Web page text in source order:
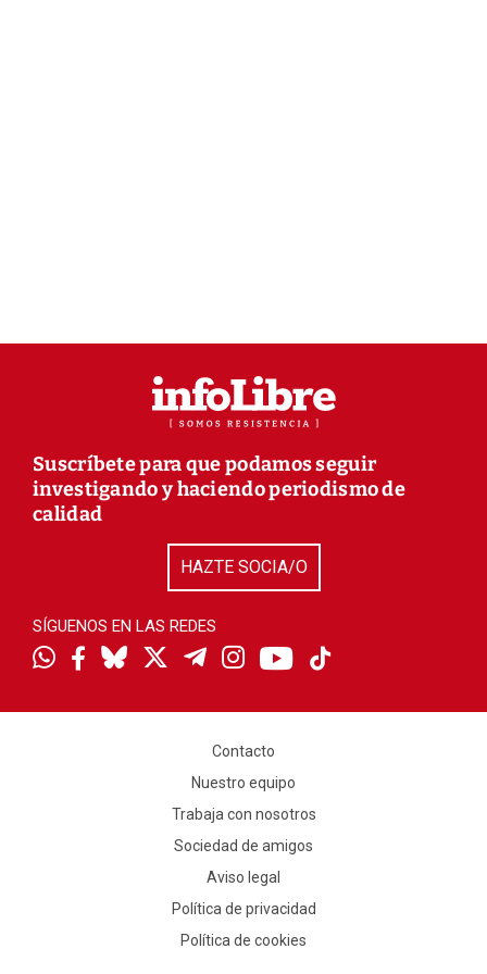
Suscríbete para que podamos seguir
investigando y haciendo periodismo de
calidad
HAZTE SOCIA/O
SÍGUENOS EN LAS REDES
Contacto
Nuestro equipo
Trabaja con nosotros
Sociedad de amigos
Aviso legal
Política de privacidad
Política de cookies